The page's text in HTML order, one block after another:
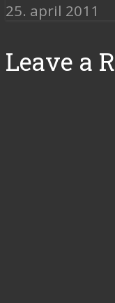
25. april 2011
Leave a